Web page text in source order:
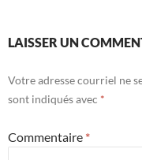
LAISSER UN
Votre adresse courriel ne
sont indiqués avec *
Commentaire *